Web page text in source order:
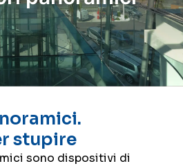
stupire
sono dispositivi di